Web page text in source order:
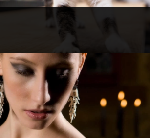
| Messen & Verlegen |
| Planen & Bauen